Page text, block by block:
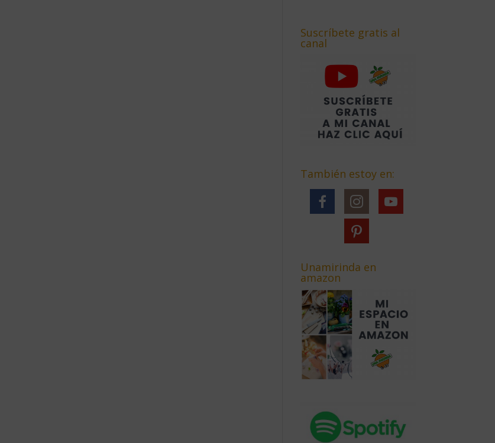
Suscríbete gratis al
canal
También estoy en:
Unamirinda en
amazon